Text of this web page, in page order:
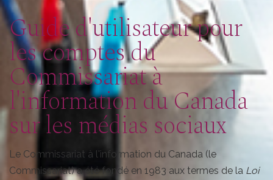
Guide d'utilisateur pour
les comptes du
Commissariat à
l'information du Canada
sur les médias sociaux
Le Commissariat à l'information du Canada (le
Commissariat) a été fondé en 1983 aux termes de la Loi